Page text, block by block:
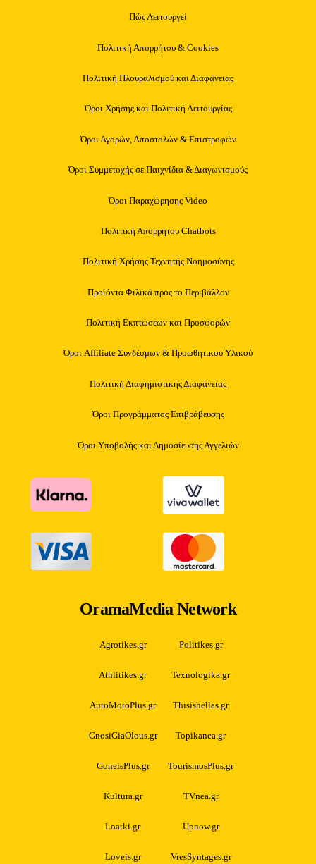
Πώς Λειτουργεί
Πολιτική Απορρήτου & Cookies
Πολιτική Πλουραλισμού και Διαφάνειας
Όροι Χρήσης και Πολιτική Λειτουργίας
Όροι Αγορών, Αποστολών & Επιστροφών
Όροι Συμμετοχής σε Παιχνίδια & Διαγωνισμούς
Όροι Παραχώρησης Video
Πολιτική Απορρήτου Chatbots
Πολιτική Χρήσης Τεχνητής Νοημοσύνης
Προϊόντα Φιλικά προς το Περιβάλλον
Πολιτική Εκπτώσεων και Προσφορών
Όροι Affiliate Συνδέσμων & Προωθητικού Υλικού
Πολιτική Διαφημιστικής Διαφάνειας
Όροι Προγράμματος Επιβράβευσης
Όροι Υποβολής και Δημοσίευσης Αγγελιών
OramaMedia Network
Agrotikes.gr Politikes.gr
Athlitikes.gr Texnologika.gr
AutoMotoPlus.gr Thisishellas.gr
GnosiGiaOlous.gr Topikanea.gr
GoneisPlus.gr TourismosPlus.gr
Kultura.gr TVnea.gr
Loatki.gr Upnow.gr
Loveis.gr VresSyntages.gr